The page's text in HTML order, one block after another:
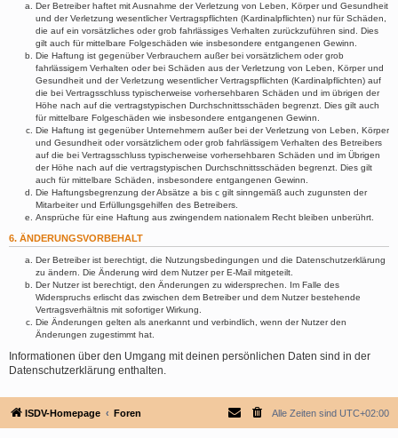
Der Betreiber haftet mit Ausnahme der Verletzung von Leben, Körper und Gesundheit
und der Verletzung wesentlicher Vertragspflichten (Kardinalpflichten) nur für Schäden,
die auf ein vorsätzliches oder grob fahrlässiges Verhalten zurückzuführen sind. Dies
gilt auch für mittelbare Folgeschäden wie insbesondere entgangenen Gewinn.
Die Haftung ist gegenüber Verbrauchern außer bei vorsätzlichem oder grob
fahrlässigem Verhalten oder bei Schäden aus der Verletzung von Leben, Körper und
Gesundheit und der Verletzung wesentlicher Vertragspflichten (Kardinalpflichten) auf
die bei Vertragsschluss typischerweise vorhersehbaren Schäden und im übrigen der
Höhe nach auf die vertragstypischen Durchschnittsschäden begrenzt. Dies gilt auch
für mittelbare Folgeschäden wie insbesondere entgangenen Gewinn.
Die Haftung ist gegenüber Unternehmern außer bei der Verletzung von Leben, Körper
und Gesundheit oder vorsätzlichem oder grob fahrlässigem Verhalten des Betreibers
auf die bei Vertragsschluss typischerweise vorhersehbaren Schäden und im Übrigen
der Höhe nach auf die vertragstypischen Durchschnittsschäden begrenzt. Dies gilt
auch für mittelbare Schäden, insbesondere entgangenen Gewinn.
Die Haftungsbegrenzung der Absätze a bis c gilt sinngemäß auch zugunsten der
Mitarbeiter und Erfüllungsgehilfen des Betreibers.
Ansprüche für eine Haftung aus zwingendem nationalem Recht bleiben unberührt.
6. ÄNDERUNGSVORBEHALT
Der Betreiber ist berechtigt, die Nutzungsbedingungen und die Datenschutzerklärung
zu ändern. Die Änderung wird dem Nutzer per E-Mail mitgeteilt.
Der Nutzer ist berechtigt, den Änderungen zu widersprechen. Im Falle des
Widerspruchs erlischt das zwischen dem Betreiber und dem Nutzer bestehende
Vertragsverhältnis mit sofortiger Wirkung.
Die Änderungen gelten als anerkannt und verbindlich, wenn der Nutzer den
Änderungen zugestimmt hat.
Informationen über den Umgang mit deinen persönlichen Daten sind in der
Datenschutzerklärung enthalten.
ISDV-Homepage Foren Alle Zeiten sind UTC+02:00